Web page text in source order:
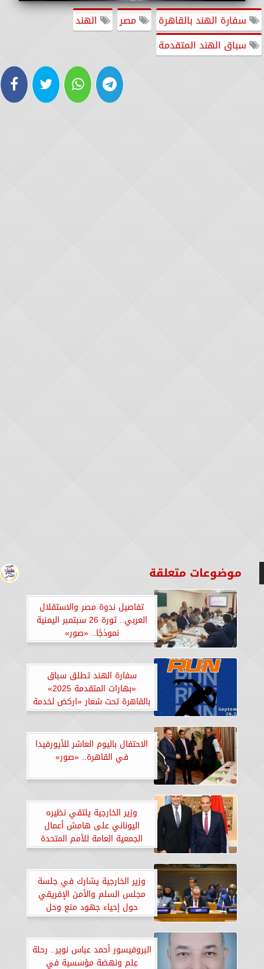
سفارة الهند بالقاهرة مصر
الهند
سباق الهند المتقدمة
موضوعات متعلقة
تفاصيل ندوة مصر والاستقلال
العربي.. ثورة 26 سبتمبر اليمنية
نموذجًا.. «صور»
سفارة الهند تطلق سباق
«بهارات المتقدمة 2025»
بالقاهرة تحت شعار «اركض لخدمة
الوطن»
الاحتفال باليوم العاشر للأيورفيدا
في القاهرة.. «صور»
‏‎وزير الخارجية يلتقي نظيره
اليوناني على هامش أعمال
الجمعية العامة للأمم المتحدة
وزير الخارجية يشارك في جلسة
مجلس السلم والأمن الإفريقي
حول إحياء جهود منع وحل
الصراعات بإفريقيا
البروفيسور أحمد عباس نوير.. رحلة
عِلم ونهضة مؤسسية في